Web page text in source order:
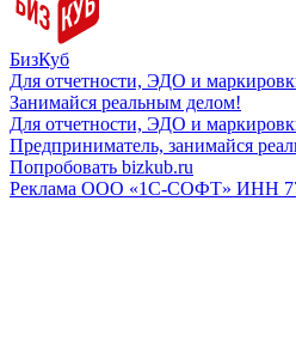
БизКуб
Для отчетности, ЭДО и
Занимайся реальным делом!
Для отчетности, ЭДО и
Предприниматель, занимайся
Попробовать bizkub.ru
Реклама ООО «1С-СОФТ» ИНН